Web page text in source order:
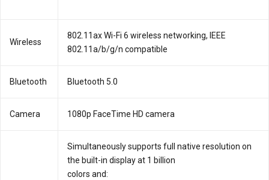
Wireless
802.11ax Wi-Fi 6 wireless networking, IEEE
802.11a/b/g/n compatible
Bluetooth Bluetooth 5.0
Camera 1080p FaceTime HD camera
Simultaneously supports full native resolution on
the built-in display at 1 billion
colors and: